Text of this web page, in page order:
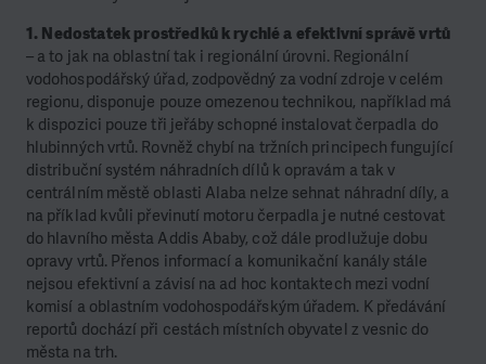
1. Nedostatek prostředků k rychlé a efektivní správě vrtů
– a to jak na oblastní tak i regionální úrovni. Regionální
vodohospodářský úřad, zodpovědný za vodní zdroje v celém
regionu, disponuje pouze omezenou technikou, například má
k dispozici pouze tři jeřáby schopné instalovat čerpadla do
hlubinných vrtů. Rovněž chybí na tržních principech fungující
distribuční systém náhradních dílů k opravám a tak v
centrálním městě oblasti Alaba nelze sehnat náhradní díly, a
na příklad kvůli převinutí motoru čerpadla je nutné cestovat
do hlavního města Addis Ababy, což dále prodlužuje dobu
opravy vrtů. Přenos informací a komunikační kanály stále
nejsou efektivní a závisí na ad hoc kontaktech mezi vodní
komisí a oblastním vodohospodářským úřadem. K předávání
reportů dochází při cestách místních obyvatel z vesnic do
města na trh.